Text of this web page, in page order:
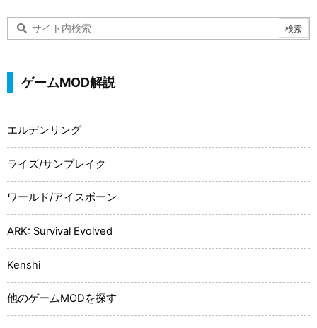
ゲームMOD解説
エルデンリング
ライズ/サンブレイク
ワールド/アイスボーン
ARK: Survival Evolved
Kenshi
他のゲームMODを探す